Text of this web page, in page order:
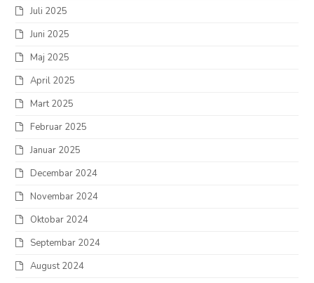
Juli 2025
Juni 2025
Maj 2025
April 2025
Mart 2025
Februar 2025
Januar 2025
Decembar 2024
Novembar 2024
Oktobar 2024
Septembar 2024
August 2024